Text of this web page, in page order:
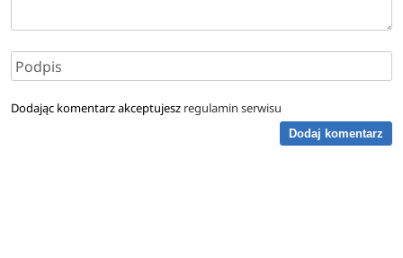
Dodając komentarz akceptujesz regulamin serwisu
Dodaj komentarz